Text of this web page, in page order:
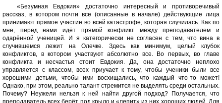
«Безумная Евдокия» достаточно интересный и противоречивый
рассказ, в котором почти все (описанные в начале) действующие лица
принимают прямое участие во всей катастрофе, которая случилась. Как по
мне, перед нами идёт прямой конфликт между преподавателем и
одарённой ученицей. И я категорически не согласен с тем, что вина в
случившемся лежит на Олечке. Здесь как минимум, целый клубок
конфликтов, в котором участвуют абсолютно все. Во первых, во главе
конфликта и несчастья стоит Евдокия. Да, она достаточно неплохо
управляется с классом, всех приучает к тому, чтобы ученики были все
хорошими детьми, чтобы ими восхищались, что каждый что-то может!
Однако, при этом, реально талант стремится не выделять среди остальных.
Почему? Неужели нельзя к ней найти другой подход? Получается, что
преподаватель всех берёт под крыло и «лепит» из них хороших людей. Для